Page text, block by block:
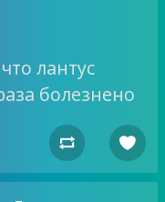
лантус
болезнено
 